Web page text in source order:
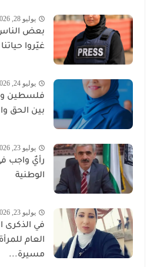
يوليو 28, 2026
بعض
غيّروا حياتنا
يوليو 24, 2026
فلسطين
بين الحق
يوليو 23, 2026
رأيٌ واجب
الوطنية
يوليو 23, 2026
العام
مسيرة...